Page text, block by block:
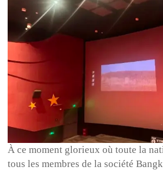
À ce moment glorieux où toute la
tous les membres de la société